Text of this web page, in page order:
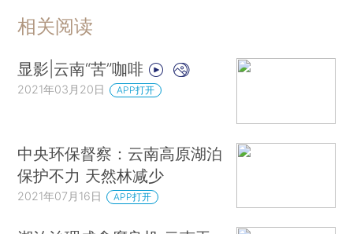
相关阅读
显影|云南“苦”咖啡
2021年03月20日 APP打开
中央环保督察：云南高原湖泊
保护不力 天然林减少
2021年07月16日 APP打开